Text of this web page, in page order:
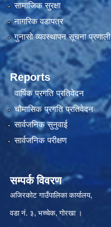
सामाजिक सुरक्षा
नागरिक वडापत्र
गुनासो व्यवस्थापन सूचना प्रणाली
Reports
वार्षिक प्रगति प्रतिवेदन
चौमासिक प्रगति प्रतिवेदन
सार्वजनिक सुनुवाई
सार्वजनिक परीक्षण
सम्पर्क विवरण
अजिरकोट गाउँपालिका कार्यालय,
वडा नं. ३, भच्चेक, गोरखा ।